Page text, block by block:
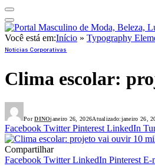
Você está em:Início » Typography
Notícias Corporativas
Clima escolar:
Por DINOjaneiro 26, 2026Atualizado:janeiro 26,
Facebook Twitter Pinterest LinkedIn
Compartilhar
Facebook Twitter LinkedIn Pinterest E-